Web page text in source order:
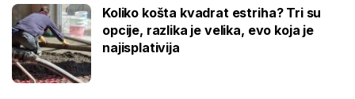
Koliko košta kvadrat estriha? Tri su
opcije, razlika je velika, evo koja je
najisplativija